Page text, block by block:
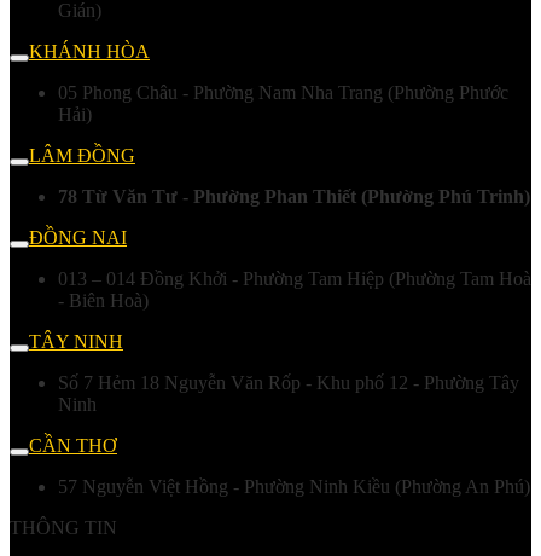
Gián)
KHÁNH HÒA
05 Phong Châu - Phường Nam Nha Trang (Phường Phước
Hải)
LÂM ĐỒNG
78 Từ Văn Tư - Phường Phan Thiết (Phường Phú Trinh)
ĐỒNG NAI
013 – 014 Đồng Khởi - Phường Tam Hiệp (Phường Tam Hoà
- Biên Hoà)
TÂY NINH
Số 7 Hẻm 18 Nguyễn Văn Rốp - Khu phố 12 - Phường Tây
Ninh
CẦN THƠ
57 Nguyễn Việt Hồng - Phường Ninh Kiều (Phường An Phú)
THÔNG TIN